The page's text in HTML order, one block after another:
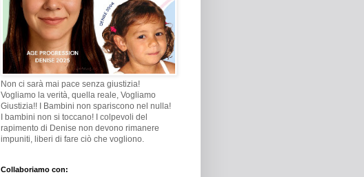
Non ci sarà mai pace senza giustizia!
Vogliamo la verità, quella reale, Vogliamo
Giustizia!! I Bambini non spariscono nel nulla!
I bambini non si toccano! I colpevoli del
rapimento di Denise non devono rimanere
impuniti, liberi di fare ciò che vogliono.
Collaboriamo con: